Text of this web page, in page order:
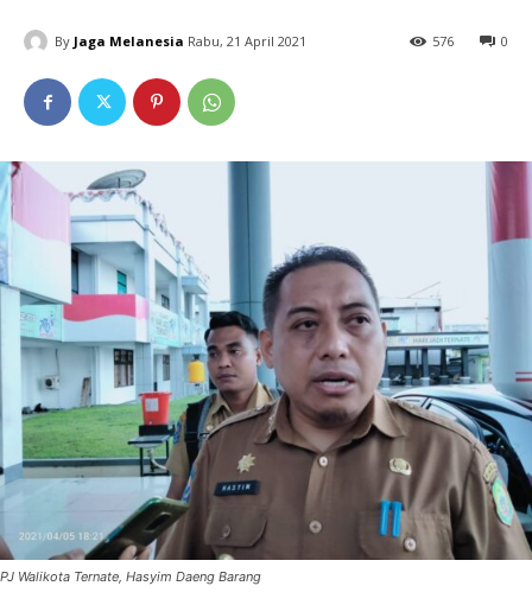
By Jaga Melanesia Rabu, 21 April 2021 0
576
PJ Walikota Ternate, Hasyim Daeng Barang